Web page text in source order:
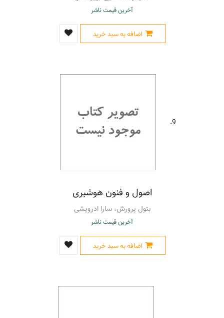
آخرین قیمت ناشر
اضافه به سبد خرید
9.
اصول و فنون هوشبری
بتول پرورش، سارا ادرویشی
آخرین قیمت ناشر
اضافه به سبد خرید